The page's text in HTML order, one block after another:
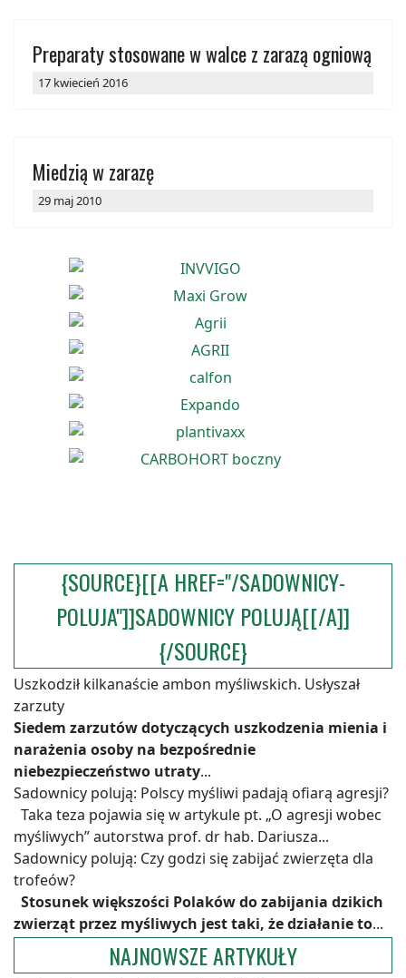
Preparaty stosowane w walce z zarazą ogniową
17 kwiecień 2016
Miedzią w zarazę
29 maj 2010
{SOURCE}[[A HREF="/SADOWNICY-
POLUJA"]]SADOWNICY POLUJĄ[[/A]]
{/SOURCE}
Uszkodził kilkanaście ambon myśliwskich. Usłyszał
zarzuty
Siedem zarzutów dotyczących uszkodzenia mienia i
narażenia osoby na bezpośrednie
niebezpieczeństwo utraty...
Sadownicy polują: Polscy myśliwi padają ofiarą agresji?
Taka teza pojawia się w artykule pt. „O agresji wobec
myśliwych” autorstwa prof. dr hab. Dariusza...
Sadownicy polują: Czy godzi się zabijać zwierzęta dla
trofeów?
Stosunek większości Polaków do zabijania dzikich
zwierząt przez myśliwych jest taki, że działanie to...
NAJNOWSZE ARTYKUŁY